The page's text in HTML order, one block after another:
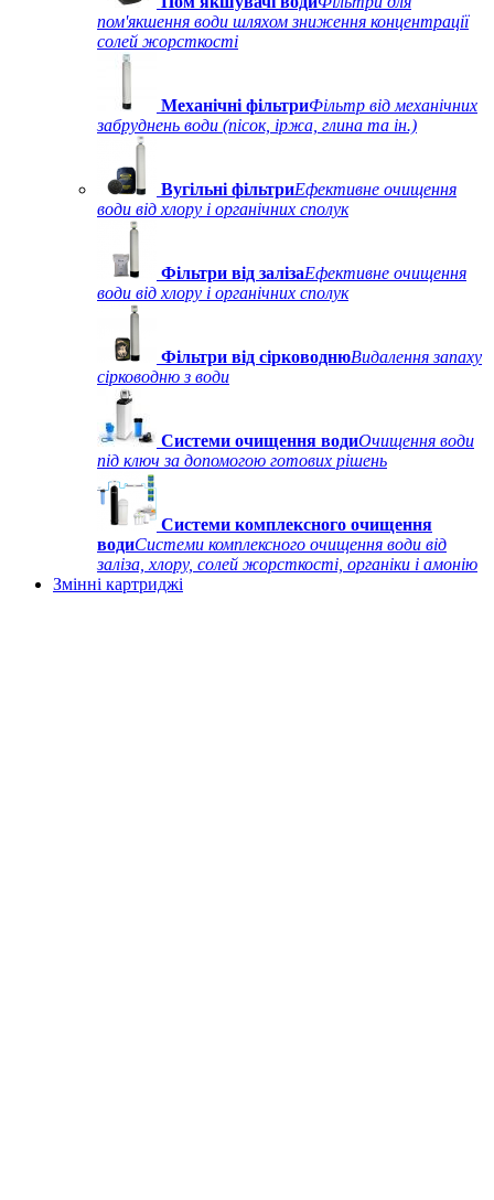
пом'якшення води шляхом зниження концентрації
солей жорсткості
Механічні фільтриФільтр від механічних
забруднень води (пісок, іржа, глина та ін.)
Вугільні фільтриЕфективне очищення
води від хлору і органічних сполук
Фільтри від залізаЕфективне очищення
води від хлору і органічних сполук
Фільтри від сірководнюВидалення запаху
сірководню з води
Системи очищення водиОчищення води
під ключ за допомогою готових рішень
Системи комплексного очищення
водиСистеми комплексного очищення води від
заліза, хлору, солей жорсткості, органіки і амонію
Змінні картриджі